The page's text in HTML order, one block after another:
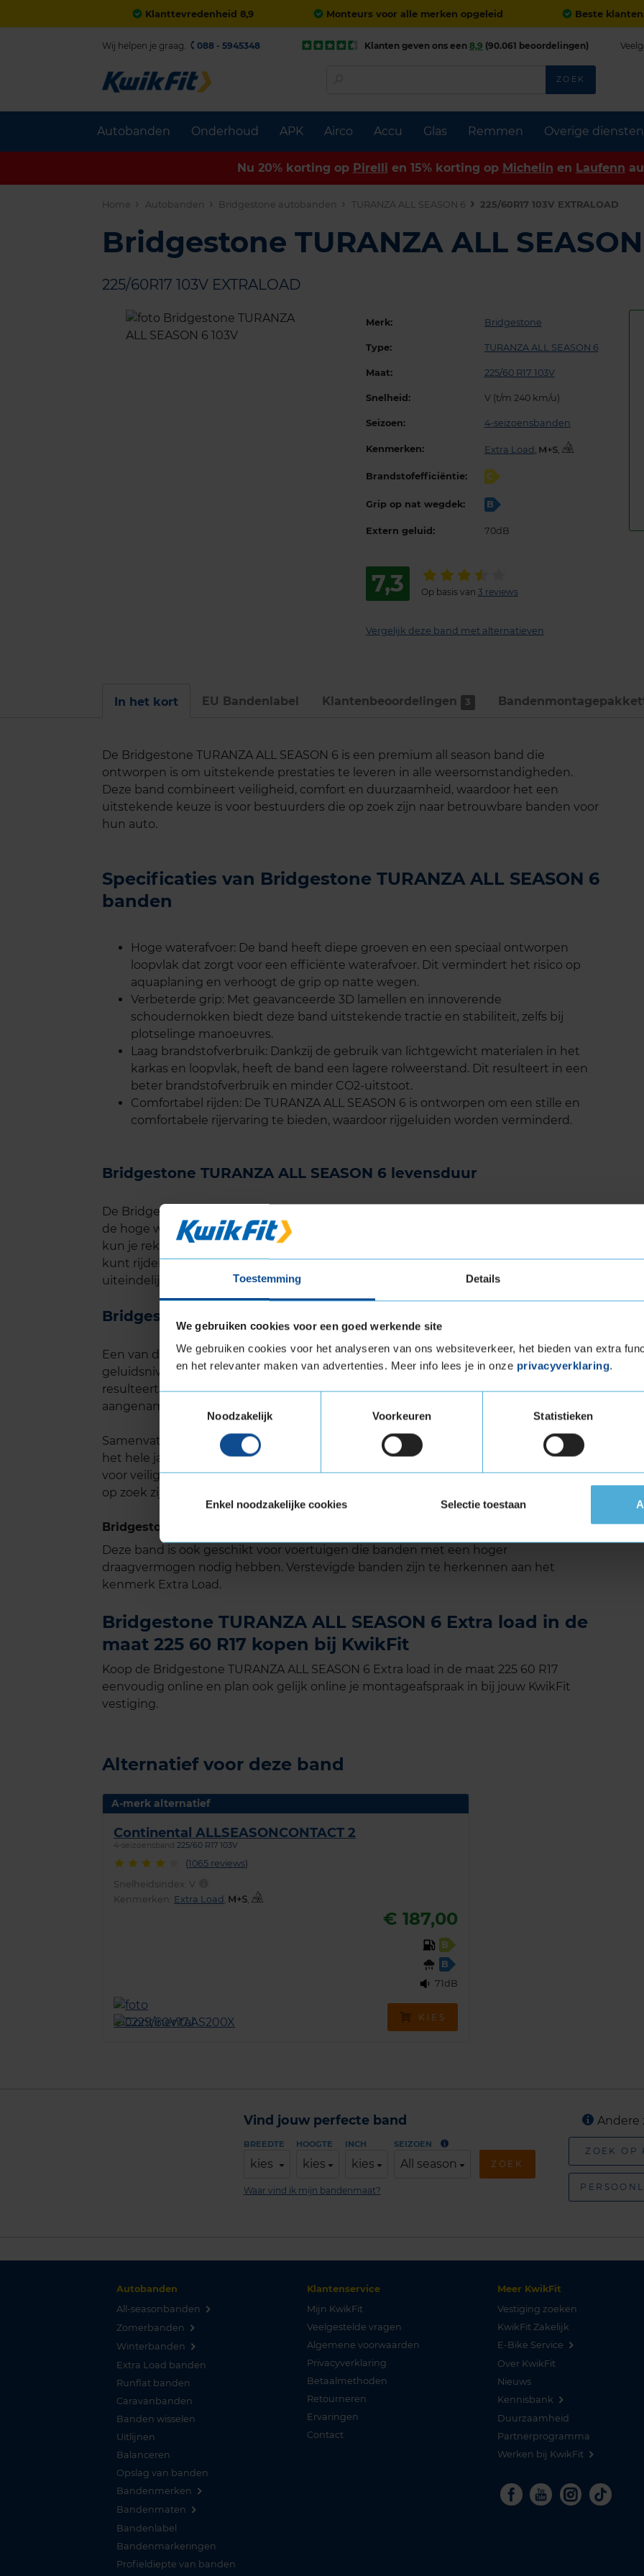
Toestemming Details
We gebruiken cookies voor een goed werkende site
We gebruiken cookies voor het analyseren van ons websiteverkeer, het bieden van extra
en het relevanter maken van advertenties. Meer info lees je in onze privacyverklaring.
Noodzakelijk
Voorkeuren Statistieken
Enkel noodzakelijke cookies Selectie toestaan
Klanttevredenheid 8,9 Monteurs voor alle merken opgeleid Beste
Autobanden Onderhoud APK Airco Accu Glas Remmen Overige diensten
Wij helpen je graag. 088 - 5945348 Klanten geven ons een 8,9 (90.061 beoordelingen)
ZOEK
Nu 20% korting op Pirelli en 15% korting op Michelin en Laufenn
Home Autobanden Bridgestone autobanden TURANZA ALL SEASON 6 225/60R17 103V EXTRALOAD
Bridgestone TURANZA ALL
225/60R17 103V EXTRALOAD
Merk: Bridgestone
Type: TURANZA ALL SEASON 6
Maat: 225/60 R17 103V
Snelheid: V (t/m 240 km/u)
Seizoen: 4-seizoensbanden
Kenmerken: Extra Load , ,
Brandstofefficiëntie: C
Grip op nat wegdek: B
Extern geluid: 70dB
7,3 Op basis van 3 reviews
Vergelijk deze band met alternatieven
In het kort EU Bandenlabel Klantenbeoordelingen 3
De Bridgestone TURANZA ALL SEASON 6 is een premium all season band die
ontworpen is om uitstekende prestaties te leveren in alle weersomstandigheden.
Deze band combineert veiligheid, comfort en duurzaamheid, waardoor het een
uitstekende keuze is voor bestuurders die op zoek zijn naar betrouwbare banden voor
hun auto.
Specificaties van Bridgestone TURANZA ALL SEASON 6
banden
Hoge waterafvoer: De band heeft diepe groeven en een speciaal ontworpen
loopvlak dat zorgt voor een efficiënte waterafvoer. Dit vermindert het risico op
aquaplaning en verhoogt de grip op natte wegen.
Verbeterde grip: Met geavanceerde 3D lamellen en innoverende
schoudernokken biedt deze band uitstekende tractie en stabiliteit, zelfs bij
plotselinge manoeuvres.
Laag brandstofverbruik: Dankzij de gebruik van lichtgewicht materialen in het
karkas en loopvlak, heeft de band een lagere rolweerstand. Dit resulteert in een
beter brandstofverbruik en minder CO2-uitstoot.
Comfortabel rijden: De TURANZA ALL SEASON 6 is ontworpen om een stille en
comfortabele rijervaring te bieden, waardoor rijgeluiden worden verminderd.
Bridgestone TURANZA ALL SEASON 6 levensduur
De Bridgestone TURANZA ALL SEASON 6 staat bekend om zijn duurzaamheid. Dankzij
de hoge weerstand tegen slijtage en de geavanceerde samenstelling van het rubber,
kun je rekenen op een langere levensduur van de band. Dit betekent dat je langer
kunt rijden zonder je zorgen te maken over het vervangen van de banden, wat
uiteindelijk kosten bespaart.
Bridgestone TURANZA ALL SEASON 6 geluid
Een van de opvallende kenmerken van de TURANZA ALL SEASON 6 is het lage
geluidsniveau. Het loopvlakpatroon is ontworpen om rijgeluiden te minimaliseren, wat
resulteert in een stillere en comfortabelere rijervaring. Dit maakt lange ritten
aangenamer en minder vermoeiend voor zowel de bestuurder als de passagiers.
Samenvattend biedt de Bridgestone TURANZA ALL SEASON 6 uitstekende prestaties
het hele jaar door. Of je nu rijdt in regen, sneeuw of op droge wegen, deze band zorgt
voor veiligheid, comfort en duurzaamheid. Het is de ideale keuze voor bestuurders die
op zoek zijn naar een betrouwbare all season band.
Bridgestone TURANZA ALL SEASON 6 met Extra Load (verstevigde band)
Deze band is ook geschikt voor voertuigen die banden met een hoger
draagvermogen nodig hebben. Verstevigde banden zijn te herkennen aan het
kenmerk Extra Load.
Bridgestone TURANZA ALL SEASON 6 Extra load in de
maat 225 60 R17 kopen bij KwikFit
Koop de Bridgestone TURANZA ALL SEASON 6 Extra load in de maat 225 60 R17
eenvoudig online en plan ook gelijk online je montageafspraak in bij jouw KwikFit
vestiging.
Alternatief voor deze band
A-merk alternatief
Continental ALLSEASONCONTACT 2
4-seizoensband 225/60 R17 103V
(1065 reviews)
Snelheidsindex: V
Kenmerken: Extra Load ,
€ 187,00
B
B
71dB
KIES
Vind jouw perfecte band
BREEDTE
kies
HOOGTE
kies
INCH
kies
SEIZOEN
All season ZOEK
Waar vind ik mijn bandenmaat?
Andere
ZOEK OP
Autobanden
All-seasonbanden
Zomerbanden
Winterbanden
Extra Load banden
Runflat banden
Caravanbanden
Banden wisselen
Uitlijnen
Balanceren
Opslag van banden
Bandenmerken
Bandenmaten
Bandenlabel
Bandenmarkeringen
Profieldiepte van banden
Klantenservice
Mijn KwikFit
Veelgestelde vragen
Algemene voorwaarden
Privacyverklaring
Betaalmethoden
Retourneren
Ervaringen
Contact
Meer KwikFit
Vestiging zoeken
KwikFit Zakelijk
E-Bike Service
Over KwikFit
Nieuws
Kennisbank
Duurzaamheid
Partnerprogramma
Werken bij KwikFit
Facebook
Youtube